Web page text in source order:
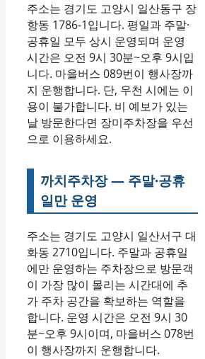
주소는 경기도 고양시 일산동구 장
항동 1786-1입니다. 평일과 주말·
공휴일 모두 상시 운영되며 운영
시간은 오전 9시 30분~오후 9시입
니다. 마을버스 089번이 행사장까
지 운행합니다. 단, 우천 시에는 이
용이 불가합니다. 비 예보가 있는
날 방문한다면 장미주차장을 우선
으로 이용하세요.
까치주차장 — 주말·공휴
일만 운영
주소는 경기도 고양시 일산서구 대
화동 2710입니다. 주말과 공휴일
에만 운영하는 주차장으로 방문객
이 가장 많이 몰리는 시간대에 추
가 주차 공간을 확보하는 역할을
합니다. 운영 시간은 오전 9시 30
분~오후 9시이며, 마을버스 078번
이 행사장까지 운행합니다.